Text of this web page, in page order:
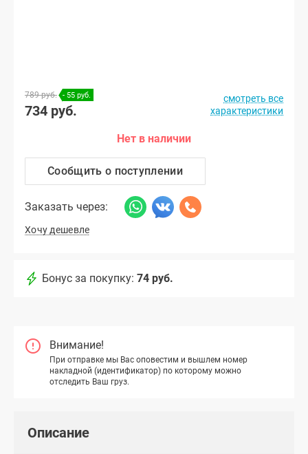
789 руб. - 55 руб.
734 руб.
смотреть все
характеристики
Нет в наличии
Сообщить о поступлении
Заказать через:
Хочу дешевле
Бонус за покупку: 74 руб.
Внимание!
При отправке мы Вас оповестим и вышлем номер
накладной (идентификатор) по которому можно
отследить Ваш груз.
Описание